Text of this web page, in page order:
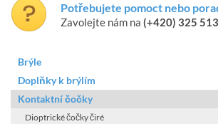
Potřebujete pomoct nebo
Zavolejte nám na (+420) 325
Brýle
Doplňky k brýlím
Kontaktní čočky
Dioptrické čočky čiré